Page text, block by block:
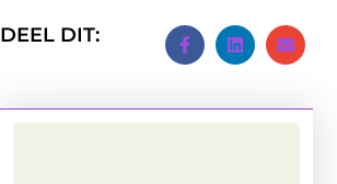
DEEL DIT: